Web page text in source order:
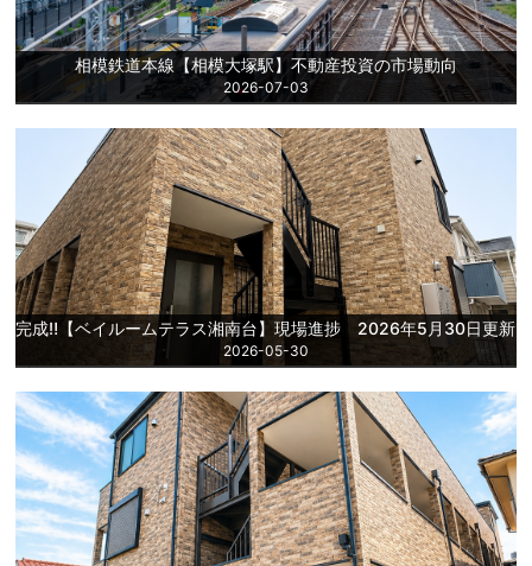
相模鉄道本線【相模大塚駅】不動産投資の市場動向
2026-07-03
完成‼【ベイルームテラス湘南台】現場進捗 2026年5月30日更新
2026-05-30